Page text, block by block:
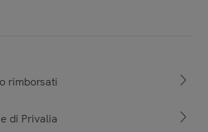
rimborsati
di Privalia